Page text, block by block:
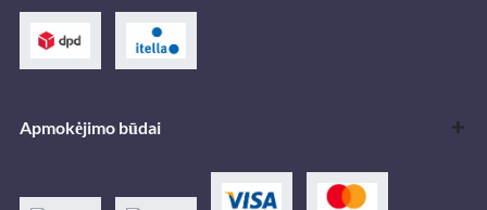
Apmokėjimo būdai